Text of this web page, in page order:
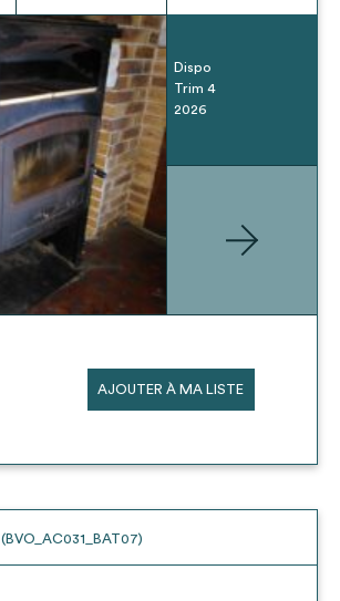
Dispo
Trim 4
2026
AJOUTER À MA LISTE
(BVO_AC031_BAT07)